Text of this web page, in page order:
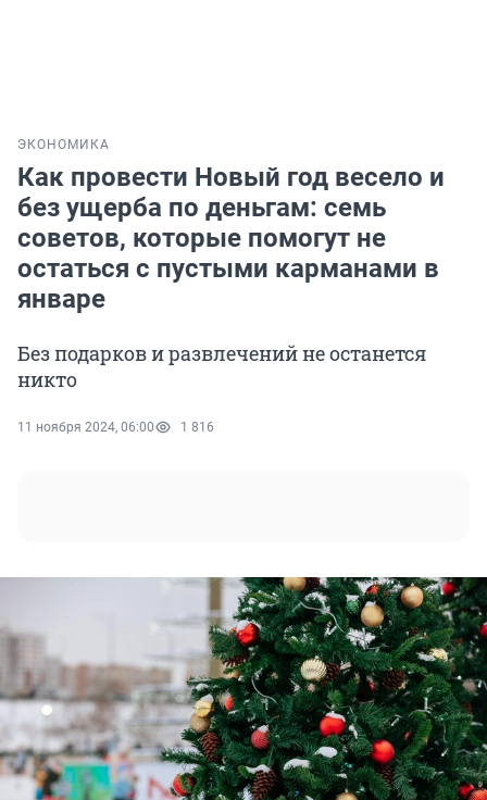
ЭКОНОМИКА
Как провести Новый год весело и
без ущерба по деньгам: семь
советов, которые помогут не
остаться с пустыми карманами в
январе
Без подарков и развлечений не останется
никто
11 ноября 2024, 06:00 1 816